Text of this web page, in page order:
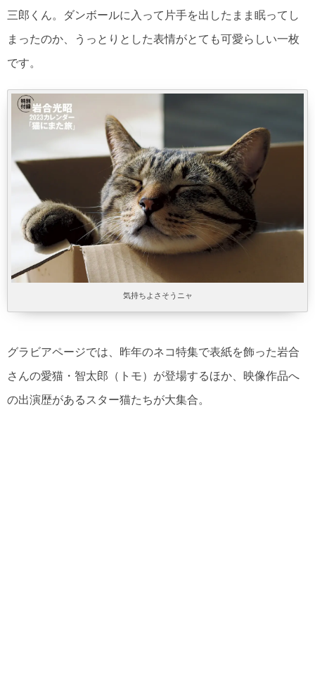
三郎くん。ダンボールに入って片手を出したまま眠ってし
まったのか、うっとりとした表情がとても可愛らしい一枚
です。
気持ちよさそうニャ
グラビアページでは、昨年のネコ特集で表紙を飾った岩合
さんの愛猫・智太郎（トモ）が登場するほか、映像作品へ
の出演歴があるスター猫たちが大集合。